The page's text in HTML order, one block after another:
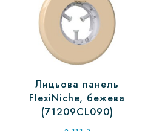
Лицьова панель
FlexiNiche, бежева
(71209CL090)